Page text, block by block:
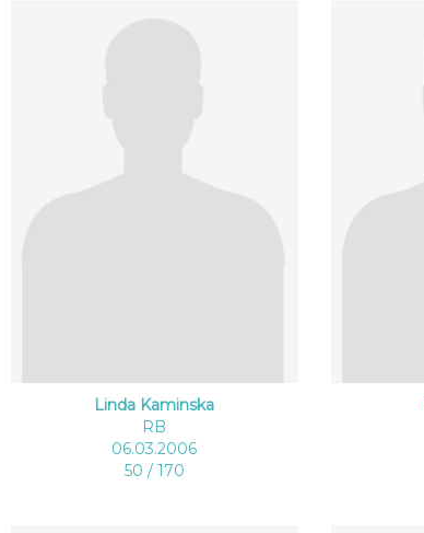
Linda Kaminska
RB
06.03.2006
50 / 170